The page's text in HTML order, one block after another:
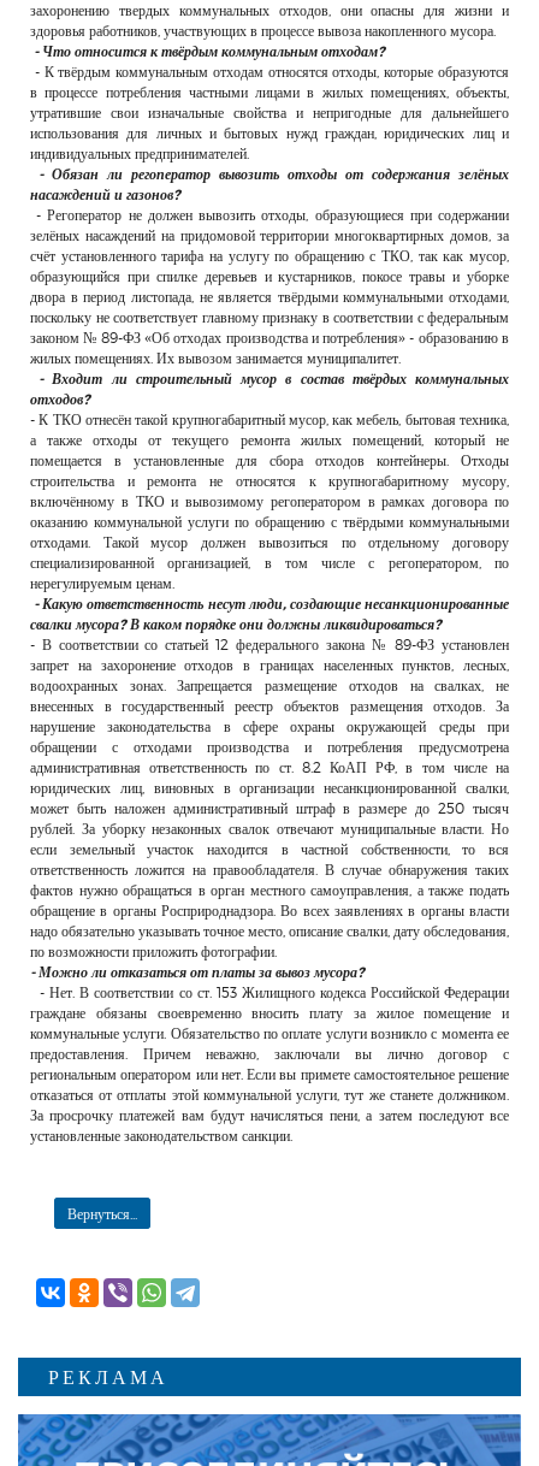
захоронению твердых коммунальных отходов, они опасны для жизни и
здоровья работников, участвующих в процессе вывоза накопленного мусора.
- Что относится к твёрдым коммунальным отходам?
- К твёрдым коммунальным отходам относятся отходы, которые образуются
в процессе потребления частными лицами в жилых помещениях, объекты,
утратившие свои изначальные свойства и непригодные для дальнейшего
использования для личных и бытовых нужд граждан, юридических лиц и
индивидуальных предпринимателей.
- Обязан ли регоператор вывозить отходы от содержания зелёных
насаждений и газонов?
- Регоператор не должен вывозить отходы, образующиеся при содержании
зелёных насаждений на придомовой территории многоквартирных домов, за
счёт установленного тарифа на услугу по обращению с ТКО, так как мусор,
образующийся при спилке деревьев и кустарников, покосе травы и уборке
двора в период листопада, не является твёрдыми коммунальными отходами,
поскольку не соответствует главному признаку в соответствии с федеральным
законом № 89-ФЗ «Об отходах производства и потребления» - образованию в
жилых помещениях. Их вывозом занимается муниципалитет.
- Входит ли строительный мусор в состав твёрдых коммунальных
отходов?
- К ТКО отнесён такой крупногабаритный мусор, как мебель, бытовая техника,
а также отходы от текущего ремонта жилых помещений, который не
помещается в установленные для сбора отходов контейнеры. Отходы
строительства и ремонта не относятся к крупногабаритному мусору,
включённому в ТКО и вывозимому регоператором в рамках договора по
оказанию коммунальной услуги по обращению с твёрдыми коммунальными
отходами. Такой мусор должен вывозиться по отдельному договору
специализированной организацией, в том числе с регоператором, по
нерегулируемым ценам.
- Какую ответственность несут люди, создающие несанкционированные
свалки мусора? В каком порядке они должны ликвидироваться?
- В соответствии со статьей 12 федерального закона № 89-ФЗ установлен
запрет на захоронение отходов в границах населенных пунктов, лесных,
водоохранных зонах. Запрещается размещение отходов на свалках, не
внесенных в государственный реестр объектов размещения отходов. За
нарушение законодательства в сфере охраны окружающей среды при
обращении с отходами производства и потребления предусмотрена
административная ответственность по ст. 8.2 КоАП РФ, в том числе на
юридических лиц, виновных в организации несанкционированной свалки,
может быть наложен административный штраф в размере до 250 тысяч
рублей. За уборку незаконных свалок отвечают муниципальные власти. Но
если земельный участок находится в частной собственности, то вся
ответственность ложится на правообладателя. В случае обнаружения таких
фактов нужно обращаться в орган местного самоуправления, а также подать
обращение в органы Росприроднадзора. Во всех заявлениях в органы власти
надо обязательно указывать точное место, описание свалки, дату обследования,
по возможности приложить фотографии.
- Можно ли отказаться от платы за вывоз мусора?
- Нет. В соответствии со ст. 153 Жилищного кодекса Российской Федерации
граждане обязаны своевременно вносить плату за жилое помещение и
коммунальные услуги. Обязательство по оплате услуги возникло с момента ее
предоставления. Причем неважно, заключали вы лично договор с
региональным оператором или нет. Если вы примете самостоятельное решение
отказаться от отплаты этой коммунальной услуги, тут же станете должником.
За просрочку платежей вам будут начисляться пени, а затем последуют все
установленные законодательством санкции.
Вернуться...
РЕКЛАМА